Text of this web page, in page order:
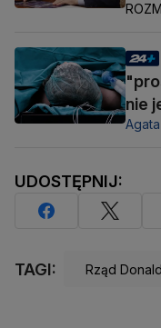
nie
UDOSTĘPNIJ:
TAGI: Rząd